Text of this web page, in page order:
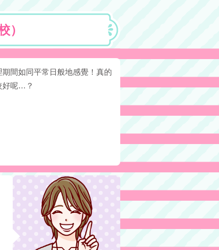
）
間如同平常日般地感覺！真的
好呢…？